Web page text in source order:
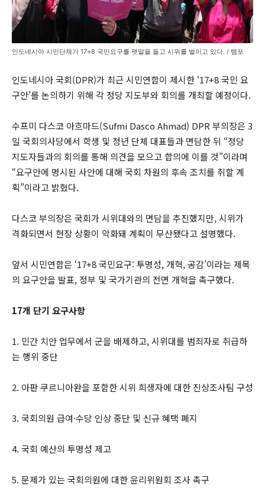
인도네시아 시민단체가 17+8 국민요구를 팻말을 들고 시위를 벌이고 있다. / 템포
인도네시아 국회(DPR)가 최근 시민연합이 제시한 ‘17+8 국민 요
구안’를 논의하기 위해 각 정당 지도부와 회의를 개최할 예정이다.
수프미 다스코 아흐마드(Sufmi Dasco Ahmad) DPR 부의장은 3
일 국회의사당에서 학생 및 청년 단체 대표들과 면담한 뒤 “정당
지도자들과의 회의를 통해 의견을 모으고 합의에 이를 것”이라며
“요구안에 명시된 사안에 대해 국회 차원의 후속 조치를 취할 계
획”이라고 밝혔다.
다스코 부의장은 국회가 시위대와의 면담을 추진했지만, 시위가
격화되면서 현장 상황이 악화돼 계획이 무산됐다고 설명했다.
앞서 시민연합은 ‘17+8 국민요구: 투명성, 개혁, 공감’이라는 제목
의 요구안을 발표, 정부 및 국가기관의 전면 개혁을 촉구했다.
17개 단기 요구사항
1. 민간 치안 업무에서 군을 배제하고, 시위대를 범죄자로 취급하
는 행위 중단
2. 아판 쿠르니아완을 포함한 시위 희생자에 대한 진상조사팀 구성
3. 국회의원 급여·수당 인상 중단 및 신규 혜택 폐지
4. 국회 예산의 투명성 제고
5. 문제가 있는 국회의원에 대한 윤리위원회 조사 촉구